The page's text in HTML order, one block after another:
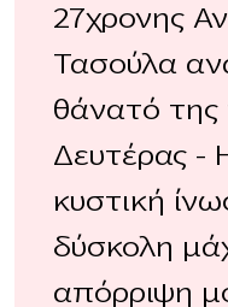
27χρονης
Τασούλα
θάνατό της
Δευτέρας –
κυστική
δύσκολη
απόρριψη